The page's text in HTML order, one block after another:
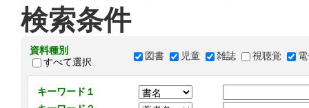
検索条件
資料種別
すべて選択
図書 児童 雑誌 視聴覚
キーワード１